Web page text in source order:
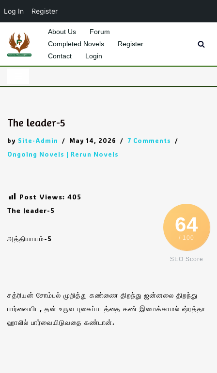
Log In Register
Skip
About Us
Forum
Completed Novels
Register
Contact
Login
The leader-5
by Site-Admin May 14, 2026
7 Comments
Ongoing Novels | Rerun Novels
Post Views: 405
64
/ 100
SEO Score
The leader-5
அத்தியாயம்-5
சத்ரியன் சோம்பல் முறித்து கண்ணை திறந்து ஜன்னலை திறந்து
பார்வையிட, தன் உருவ புகைப்படத்தை கண் இமைக்காமல் ஷ்ரத்தா
ஹாலில் பார்வையிடுவதை கண்டான்.